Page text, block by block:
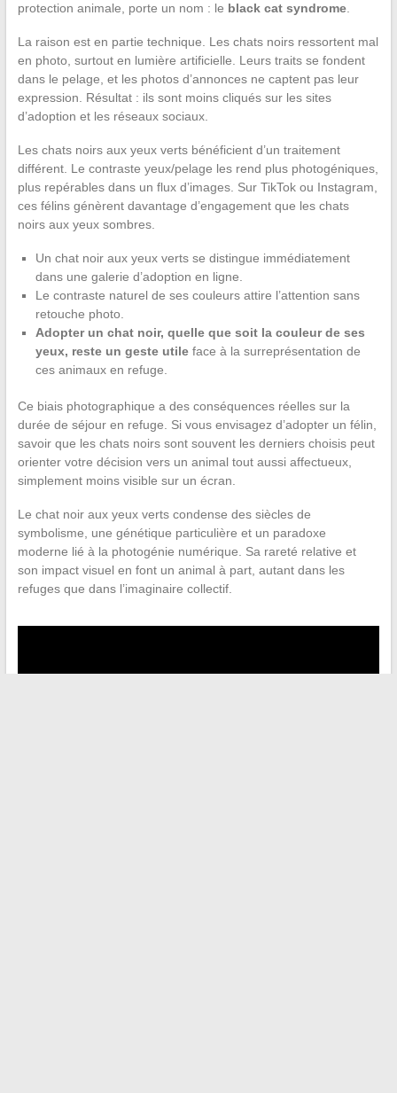
protection animale, porte un nom : le black cat syndrome.
La raison est en partie technique. Les chats noirs ressortent mal
en photo, surtout en lumière artificielle. Leurs traits se fondent
dans le pelage, et les photos d’annonces ne captent pas leur
expression. Résultat : ils sont moins cliqués sur les sites
d’adoption et les réseaux sociaux.
Les chats noirs aux yeux verts bénéficient d’un traitement
différent. Le contraste yeux/pelage les rend plus photogéniques,
plus repérables dans un flux d’images. Sur TikTok ou Instagram,
ces félins génèrent davantage d’engagement que les chats
noirs aux yeux sombres.
Un chat noir aux yeux verts se distingue immédiatement
dans une galerie d’adoption en ligne.
Le contraste naturel de ses couleurs attire l’attention sans
retouche photo.
Adopter un chat noir, quelle que soit la couleur de ses
yeux, reste un geste utileface à la surreprésentation de
ces animaux en refuge.
Ce biais photographique a des conséquences réelles sur la
durée de séjour en refuge. Si vous envisagez d’adopter un félin,
savoir que les chats noirs sont souvent les derniers choisis peut
orienter votre décision vers un animal tout aussi affectueux,
simplement moins visible sur un écran.
Le chat noir aux yeux verts condense des siècles de
symbolisme, une génétique particulière et un paradoxe
moderne lié à la photogénie numérique. Sa rareté relative et
son impact visuel en font un animal à part, autant dans les
refuges que dans l’imaginaire collectif.